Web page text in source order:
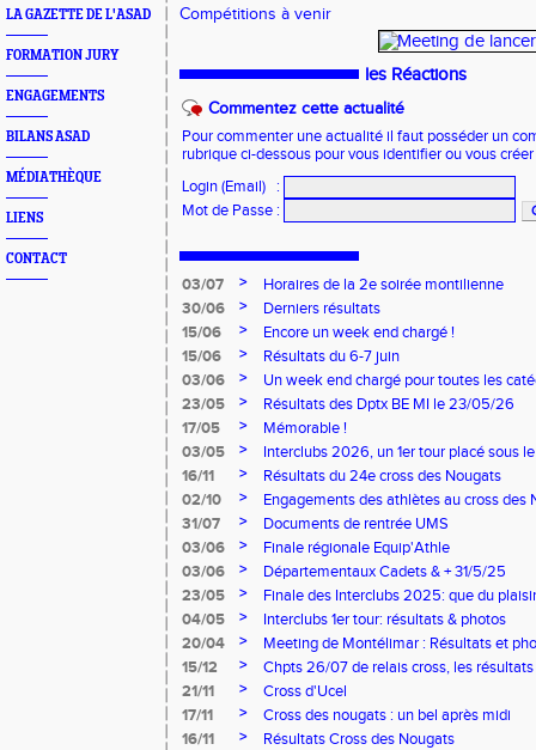
LA GAZETTE DE L'ASAD
FORMATION JURY
ENGAGEMENTS
BILANS ASAD
MÉDIATHÈQUE
LIENS
CONTACT
Compétitions à venir
les Réactions
Commentez cette actualité
Pour commenter une actualité il faut posséder un
rubrique ci-dessous pour vous identifier ou vous
Login (Email)
:
Mot de Passe :
03/07 >
Horaires de la 2e soirée montilienne
30/06
>
Derniers résultats
15/06
>
Encore un week end chargé !
15/06
>
Résultats du 6-7 juin
03/06
>
Un week end chargé pour toutes les
23/05
>
Résultats des Dptx BE MI le 23/05/26
17/05
>
Mémorable !
03/05
>
Interclubs 2026, un 1er tour placé sous
16/11
>
Résultats du 24e cross des Nougats
02/10
>
Engagements des athlètes au cross des
31/07
>
Documents de rentrée UMS
03/06
>
Finale régionale Equip'Athle
03/06
>
Départementaux Cadets & + 31/5/25
23/05
>
Finale des Interclubs 2025: que du plaisir
04/05
>
Interclubs 1er tour: résultats & photos
20/04
>
Meeting de Montélimar : Résultats et
15/12
>
Chpts 26/07 de relais cross, les résultats
21/11
>
Cross d'Ucel
17/11
>
Cross des nougats : un bel après midi
16/11
> Résultats Cross des Nougats